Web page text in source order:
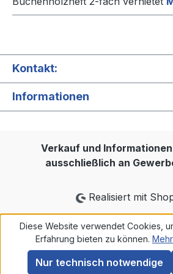
Kontakt:
Informationen
Verkauf und
ausschließlich an
Realisiert mit
Diese Website verwendet Cookies,
Erfahrung bieten zu können.
Nur technisch notwendige